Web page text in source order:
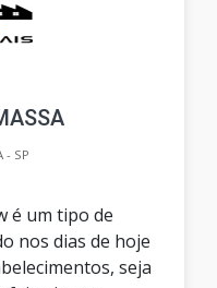
- SP
é um tipo de
nos dias de hoje
seja